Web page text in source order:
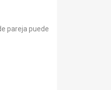
pareja puede